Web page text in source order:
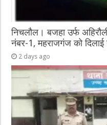
निचलौल। बजहा उर्फ
नंबर-1, महराजगंज को दिलाई
2 days ago